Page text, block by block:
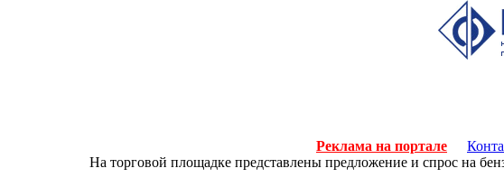
Реклама на портале
На торговой площадке представлены предложение и спрос на